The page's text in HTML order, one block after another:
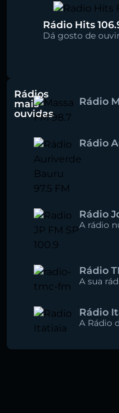
Rádio Hits
Dá gosto de
Rádios
mais
ouvidas
Rádio
Rádio
Rádio
A rádio
Rádio
A sua
Rádio
A Rádio